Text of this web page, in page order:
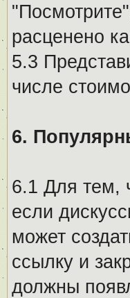
расценено
5.3
числе
6.
6.1 Для тем,
если
может
ссылку и
должны